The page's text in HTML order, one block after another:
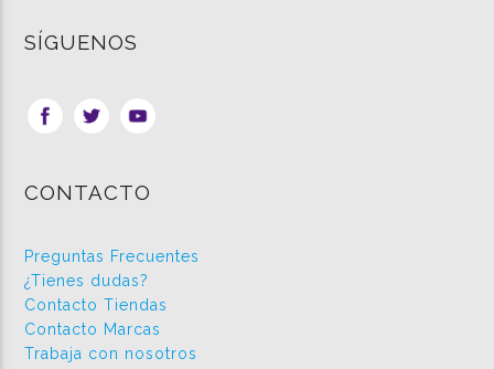
SÍGUENOS
CONTACTO
Preguntas Frecuentes
¿Tienes dudas?
Contacto Tiendas
Contacto Marcas
Trabaja con nosotros